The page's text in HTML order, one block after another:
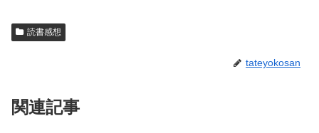
読書感想
tateyokosan
関連記事